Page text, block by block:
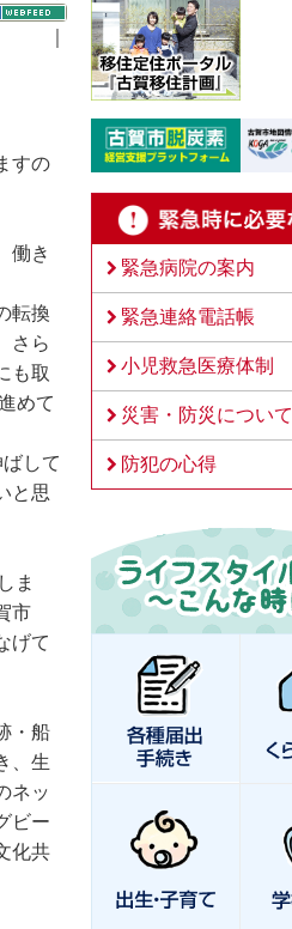
すの
働き
転換
さら
も取
めて
して
と思
ま
市
げて
・船
、生
ネッ
ビー
化共
緊急病院の案内
緊急連絡電話帳
小児救急医療体制
災害・防災について
防犯の心得